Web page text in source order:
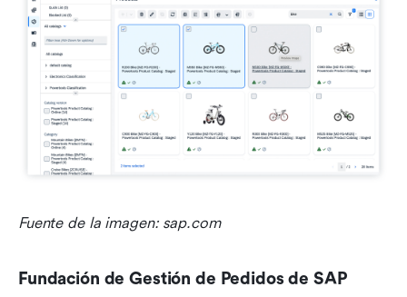
Fuente de la imagen: sap.com
Fundación de Gestión de Pedidos de SAP